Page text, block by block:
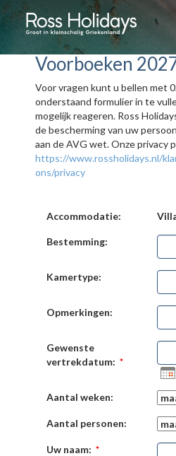
Voorboeken
Voor vragen kunt u bellen met
onderstaand formulier in te
mogelijk reageren. Ross
de bescherming van uw
aan de AVG wet. Onze privacy
https://www.rossholidays.nl/
ons/privacy
Accommodatie:
Bestemming:
Kamertype:
Opmerkingen:
Gewenste
vertrekdatum: *
Aantal weken:
Aantal personen:
Uw naam: *